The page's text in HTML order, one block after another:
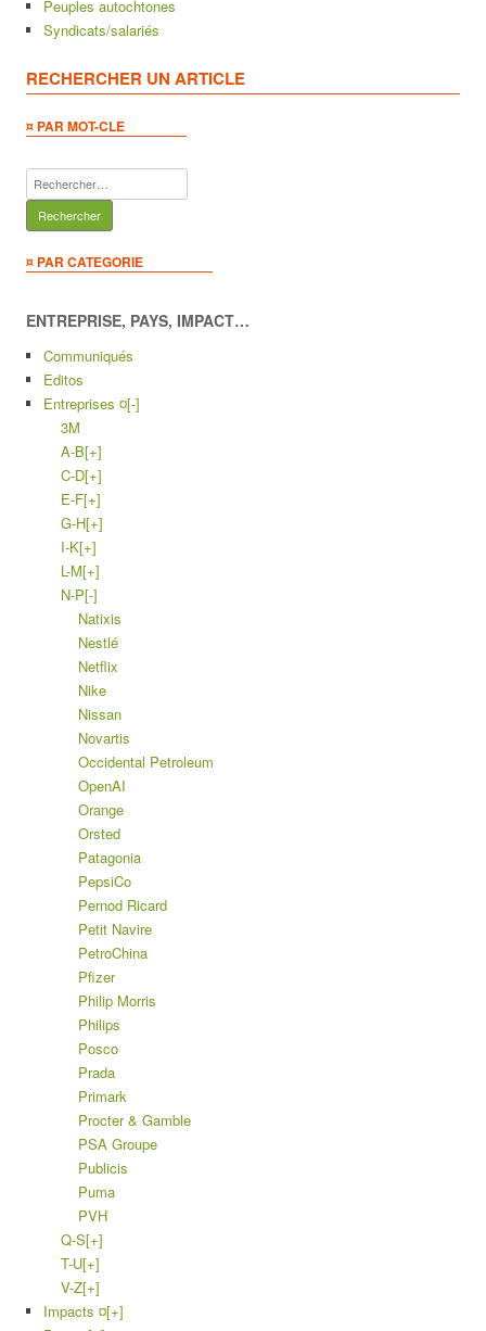
Peuples autochtones
Syndicats/salariés
RECHERCHER UN ARTICLE
¤ PAR MOT-CLE
Rechercher :
¤ PAR CATEGORIE
ENTREPRISE, PAYS, IMPACT…
Communiqués
Editos
Entreprises ¤[-]
3M
A-B[+]
C-D[+]
E-F[+]
G-H[+]
I-K[+]
L-M[+]
N-P[-]
Natixis
Nestlé
Netflix
Nike
Nissan
Novartis
Occidental Petroleum
OpenAI
Orange
Orsted
Patagonia
PepsiCo
Pernod Ricard
Petit Navire
PetroChina
Pfizer
Philip Morris
Philips
Posco
Prada
Primark
Procter & Gamble
PSA Groupe
Publicis
Puma
PVH
Q-S[+]
T-U[+]
V-Z[+]
Impacts ¤[+]